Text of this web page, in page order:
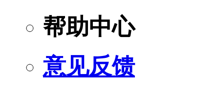
帮助中心
意见反馈